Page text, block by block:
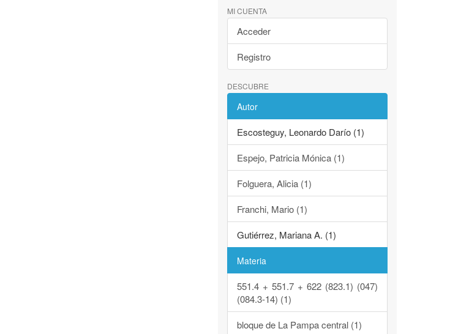
MI CUENTA
Acceder
Registro
DESCUBRE
Autor
Escosteguy, Leonardo Darío (1)
Espejo, Patricia Mónica (1)
Folguera, Alicia (1)
Franchi, Mario (1)
Gutiérrez, Mariana A. (1)
Materia
551.4 + 551.7 + 622 (823.1) (047)
(084.3-14) (1)
bloque de La Pampa central (1)